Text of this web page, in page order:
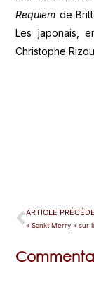
Requiem de
Les japonais,
Christophe
ARTICLE
« Sankt Merry » sur